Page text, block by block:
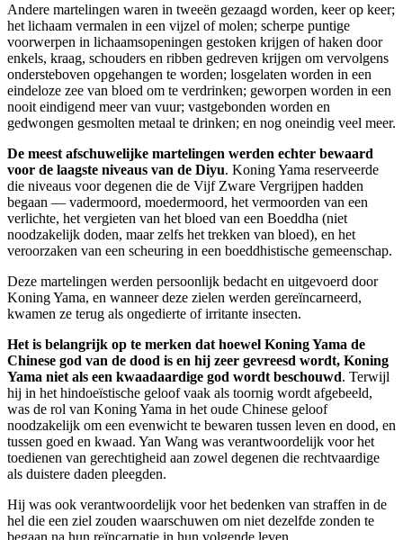
Andere martelingen waren in tweeën gezaagd worden, keer op keer;
het lichaam vermalen in een vijzel of molen; scherpe puntige
voorwerpen in lichaamsopeningen gestoken krijgen of haken door
enkels, kraag, schouders en ribben gedreven krijgen om vervolgens
ondersteboven opgehangen te worden; losgelaten worden in een
eindeloze zee van bloed om te verdrinken; geworpen worden in een
nooit eindigend meer van vuur; vastgebonden worden en
gedwongen gesmolten metaal te drinken; en nog oneindig veel meer.
De meest afschuwelijke martelingen werden echter bewaard
voor de laagste niveaus van de Diyu. Koning Yama reserveerde
die niveaus voor degenen die de Vijf Zware Vergrijpen hadden
begaan — vadermoord, moedermoord, het vermoorden van een
verlichte, het vergieten van het bloed van een Boeddha (niet
noodzakelijk doden, maar zelfs het trekken van bloed), en het
veroorzaken van een scheuring in een boeddhistische gemeenschap.
Deze martelingen werden persoonlijk bedacht en uitgevoerd door
Koning Yama, en wanneer deze zielen werden gereïncarneerd,
kwamen ze terug als ongedierte of irritante insecten.
Het is belangrijk op te merken dat hoewel Koning Yama de
Chinese god van de dood is en hij zeer gevreesd wordt, Koning
Yama niet als een kwaadaardige god wordt beschouwd. Terwijl
hij in het hindoeïstische geloof vaak als toornig wordt afgebeeld,
was de rol van Koning Yama in het oude Chinese geloof
noodzakelijk om een evenwicht te bewaren tussen leven en dood, en
tussen goed en kwaad. Yan Wang was verantwoordelijk voor het
toedienen van gerechtigheid aan zowel degenen die rechtvaardige
als duistere daden pleegden.
Hij was ook verantwoordelijk voor het bedenken van straffen in de
hel die een ziel zouden waarschuwen om niet dezelfde zonden te
begaan na hun reïncarnatie in hun volgende leven.